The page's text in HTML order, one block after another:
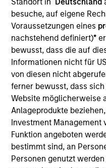
besuche, auf eigene
Voraussetzungen eines
nachstehend definiert)*
bewusst, dass die auf
Informationen nicht für
von diesen nicht
ferner bewusst, dass
Website möglicherweise
Anlageprodukte
Investment
Funktion angeboten
bestimmt sind, an
Personen genutzt
Mercedes is a Partner
member for the Morgan
Secondaries team. She
experience. Prior to her
headed the MS Private
platform in Europe,
primaries and co-
Mercedes was on the
Private Equity, where
screening, analyzing and
investments. Mercedes